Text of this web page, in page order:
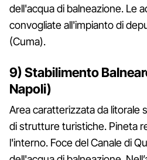
dell'acqua di balneazione. Le
convogliate all'impianto di
(Cuma).
9) Stabilimento
Napoli)
Area caratterizzata da litorale
di strutture turistiche. Pineta
l'interno. Foce del Canale di